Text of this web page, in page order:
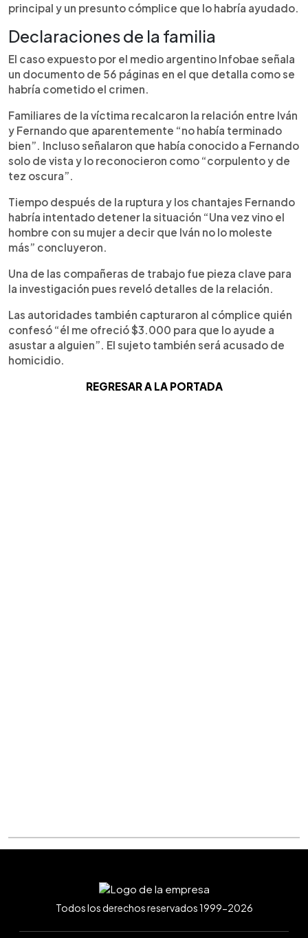
principal y un presunto cómplice que lo habría ayudado.
Declaraciones de la familia
El caso expuesto por el medio argentino Infobae señala
un documento de 56 páginas en el que detalla como se
habría cometido el crimen.
Familiares de la víctima recalcaron la relación entre Iván
y Fernando que aparentemente “no había terminado
bien”. Incluso señalaron que había conocido a Fernando
solo de vista y lo reconocieron como “corpulento y de
tez oscura”.
Tiempo después de la ruptura y los chantajes Fernando
habría intentado detener la situación “Una vez vino el
hombre con su mujer a decir que Iván no lo moleste
más” concluyeron.
Una de las compañeras de trabajo fue pieza clave para
la investigación pues reveló detalles de la relación.
Las autoridades también capturaron al cómplice quién
confesó “él me ofreció $3.000 para que lo ayude a
asustar a alguien”. El sujeto también será acusado de
homicidio.
REGRESAR A LA PORTADA
Todos los derechos reservados 1999-2026